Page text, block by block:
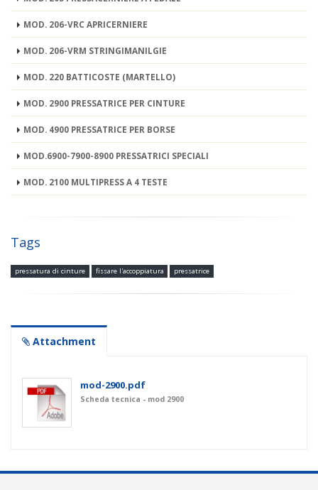
MOD. 206-VRC APRICERNIERE
MOD. 206-VRM STRINGIMANILGIE
MOD. 220 BATTICOSTE (MARTELLO)
MOD. 2900 PRESSATRICE PER CINTURE
MOD. 4900 PRESSATRICE PER BORSE
MOD.6900-7900-8900 PRESSATRICI SPECIALI
MOD. 2100 MULTIPRESS A 4 TESTE
Tags
pressatura di cinture fissare l'accoppiatura pressatrice
Attachment
mod-2900.pdf
Scheda tecnica - mod 2900